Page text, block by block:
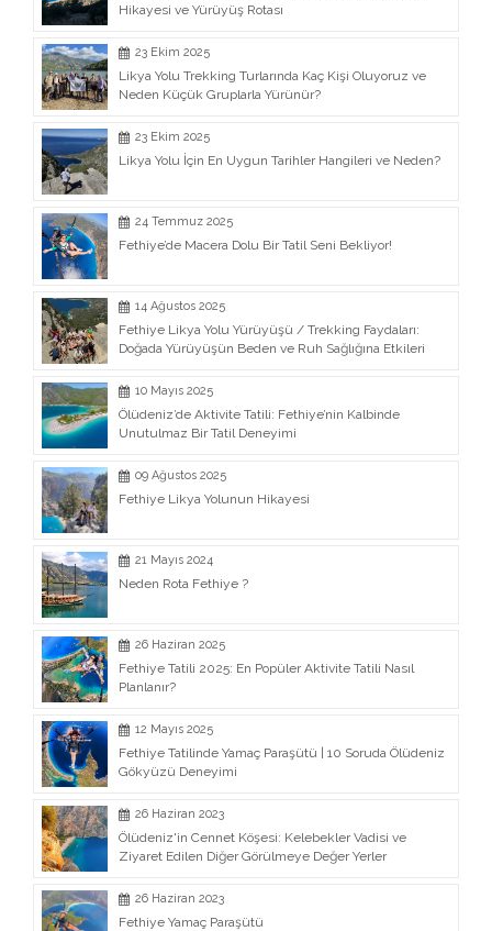
Hikayesi ve Yürüyüş Rotası
23 Ekim 2025
Likya Yolu Trekking Turlarında Kaç Kişi Oluyoruz ve
Neden Küçük Gruplarla Yürünür?
23 Ekim 2025
Likya Yolu İçin En Uygun Tarihler Hangileri ve Neden?
24 Temmuz 2025
Fethiye’de Macera Dolu Bir Tatil Seni Bekliyor!
14 Ağustos 2025
Fethiye Likya Yolu Yürüyüşü / Trekking Faydaları:
Doğada Yürüyüşün Beden ve Ruh Sağlığına Etkileri
10 Mayıs 2025
Ölüdeniz’de Aktivite Tatili: Fethiye’nin Kalbinde
Unutulmaz Bir Tatil Deneyimi
09 Ağustos 2025
Fethiye Likya Yolunun Hikayesi
21 Mayıs 2024
Neden Rota Fethiye ?
26 Haziran 2025
Fethiye Tatili 2025: En Popüler Aktivite Tatili Nasıl
Planlanır?
12 Mayıs 2025
Fethiye Tatilinde Yamaç Paraşütü | 10 Soruda Ölüdeniz
Gökyüzü Deneyimi
26 Haziran 2023
Ölüdeniz'in Cennet Köşesi: Kelebekler Vadisi ve
Ziyaret Edilen Diğer Görülmeye Değer Yerler
26 Haziran 2023
Fethiye Yamaç Paraşütü